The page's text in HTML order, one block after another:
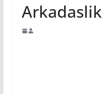
Arkadaslik